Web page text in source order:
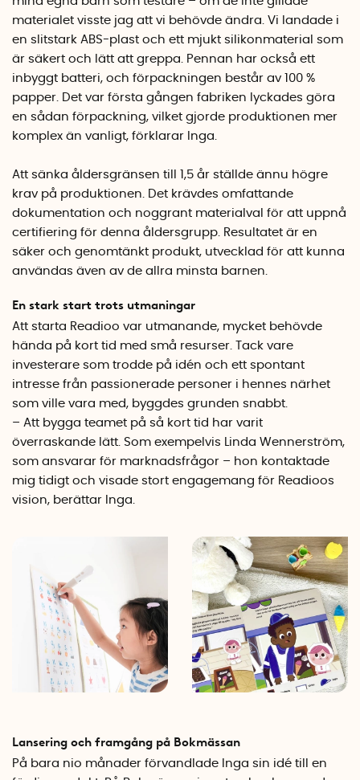
materialet visste jag att vi behövde ändra. Vi landade i
en slitstark ABS-plast och ett mjukt silikonmaterial som
är säkert och lätt att greppa. Pennan har också ett
inbyggt batteri, och förpackningen består av 100 %
papper. Det var första gången fabriken lyckades göra
en sådan förpackning, vilket gjorde produktionen mer
komplex än vanligt, förklarar Inga.
Att sänka åldersgränsen till 1,5 år ställde ännu högre
krav på produktionen. Det krävdes omfattande
dokumentation och noggrant materialval för att uppnå
certifiering för denna åldersgrupp. Resultatet är en
säker och genomtänkt produkt, utvecklad för att kunna
användas även av de allra minsta barnen.
En stark start trots utmaningar
Att starta Readioo var utmanande, mycket behövde
hända på kort tid med små resurser. Tack vare
investerare som trodde på idén och ett spontant
intresse från passionerade personer i hennes närhet
som ville vara med, byggdes grunden snabbt.
– Att bygga teamet på så kort tid har varit
överraskande lätt. Som exempelvis Linda Wennerström,
som ansvarar för marknadsfrågor – hon kontaktade
mig tidigt och visade stort engagemang för Readioos
vision, berättar Inga.
Lansering och framgång på Bokmässan
På bara nio månader förvandlade Inga sin idé till en